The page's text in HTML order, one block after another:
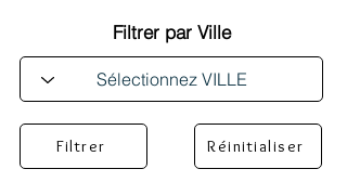
Filtrer par Ville
Filtrer Réinitialiser